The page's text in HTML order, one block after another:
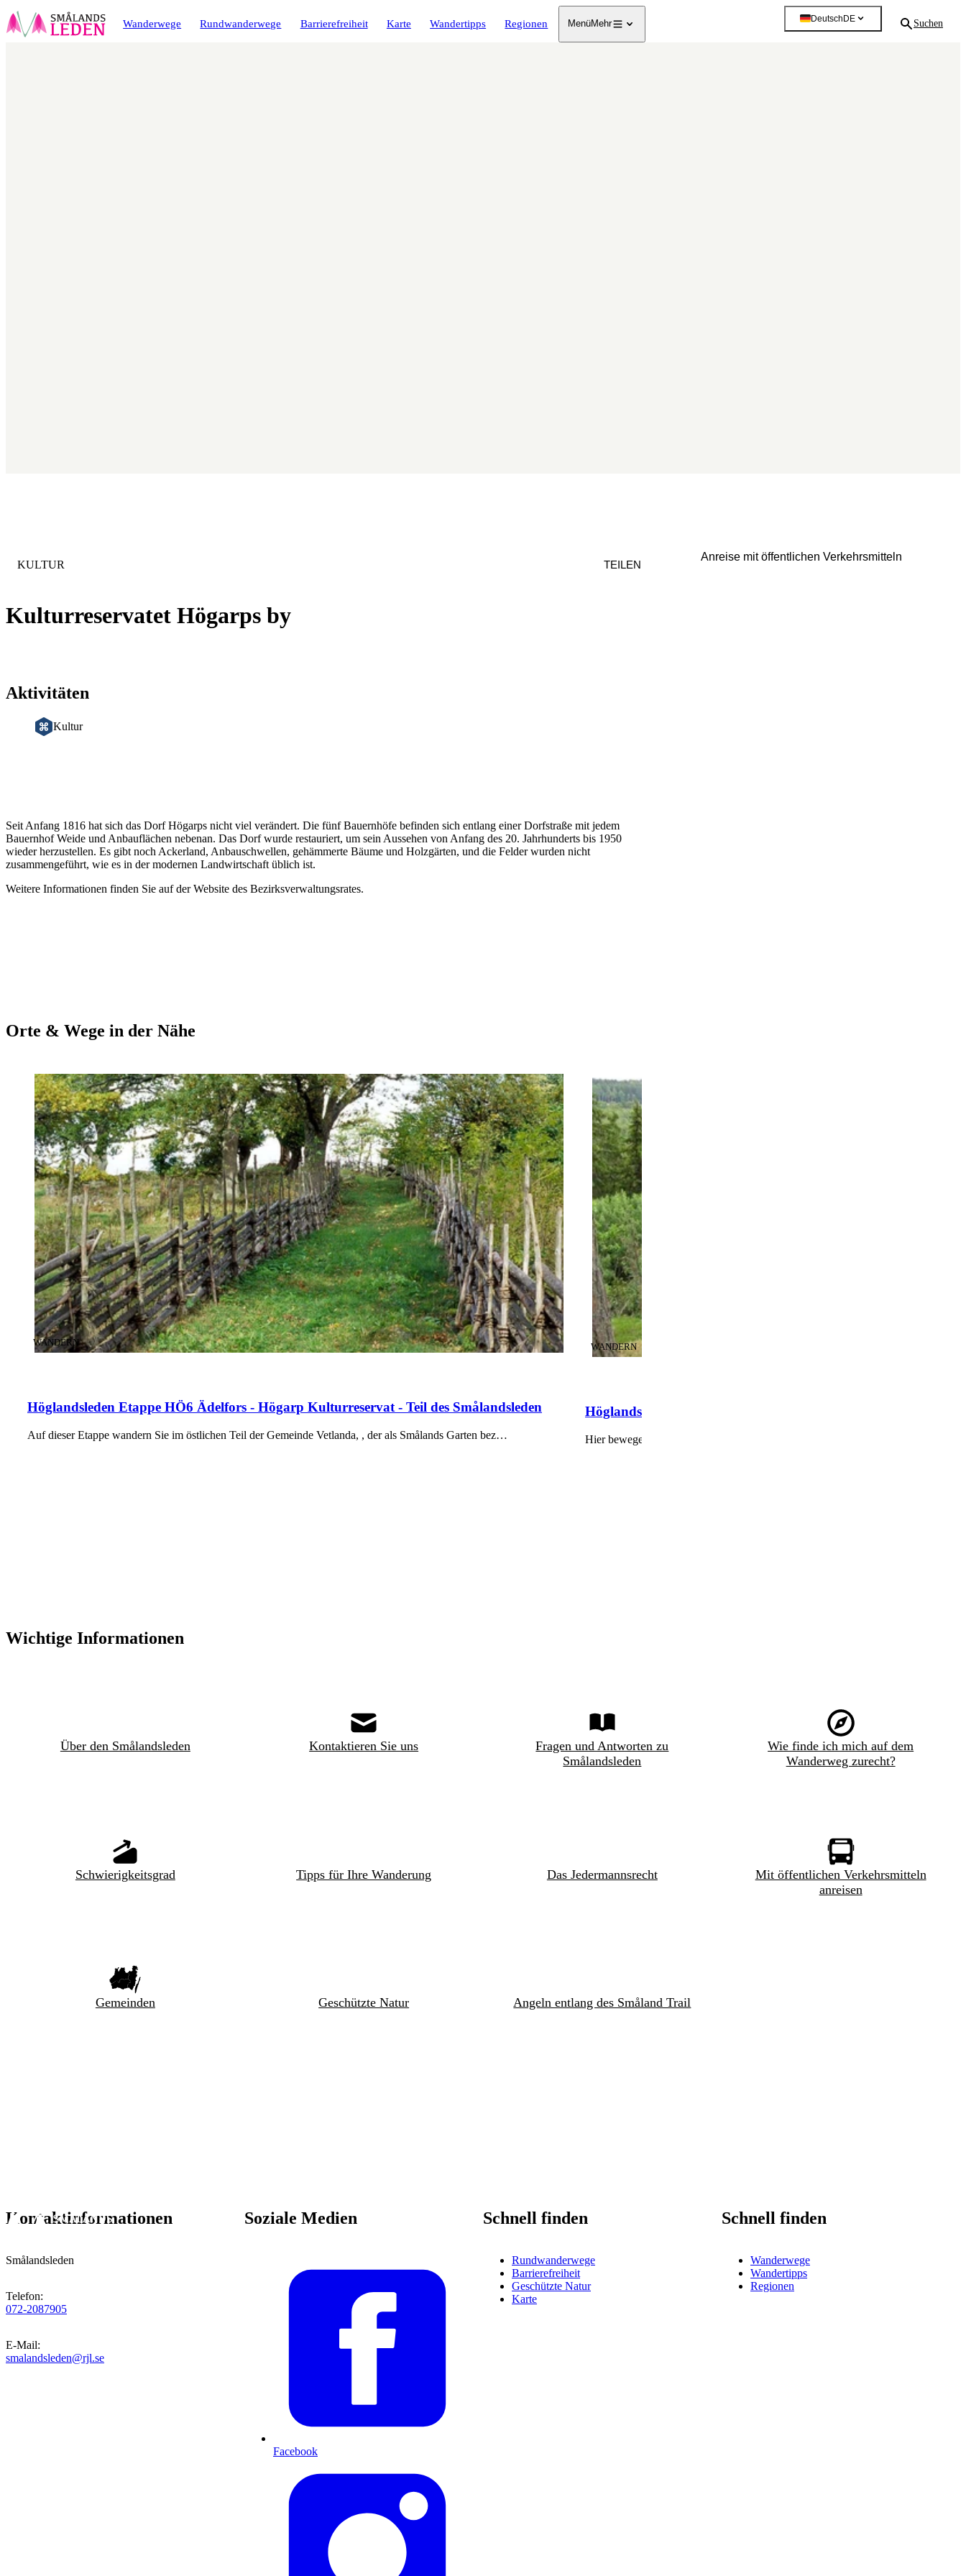
Wanderwege Rundwanderwege Barrierefreiheit Karte Wandertipps Regionen MenüMehr
Deutsch DE Suchen
Kulturreservatet Högarps by
KATEGORIE
KULTUR TEILEN
Aktivitäten
Kultur
Seit Anfang 1816 hat sich das Dorf Högarps nicht viel verändert. Die fünf Bauernhöfe befinden sich entlang einer Dorfstraße mit jedem
Bauernhof Weide und Anbauflächen nebenan. Das Dorf wurde restauriert, um sein Aussehen von Anfang des 20. Jahrhunderts bis 1950
wieder herzustellen. Es gibt noch Ackerland, Anbauschwellen, gehämmerte Bäume und Holzgärten, und die Felder wurden nicht
zusammengeführt, wie es in der modernen Landwirtschaft üblich ist.
Weitere Informationen finden Sie auf der Website des Bezirksverwaltungsrates.
Orte & Wege in der Nähe
Höglandsleden Etappe HÖ6 Ädelfors - Högarp Kulturreservat - Teil des Smålandsleden
KATEGORIE:
WANDERN
Auf dieser Etappe wandern Sie im östlichen Teil der Gemeinde Vetlanda, , der als Smålands Garten bez…
Höglandsleden Etappe HÖ7 Högarp Kulturreservat - Lemnhult
KATEGORIE
WANDERN
Hier bewegen Sie sich von der Welt der Feen und Kobolde des småländischen
Anreise mit öffentlichen Verkehrsmitteln
Wichtige Informationen
Über den Smålandsleden Kontaktieren Sie uns
Fragen und Antworten zu
Smålandsleden
Wie finde ich mich auf dem
Wanderweg zurecht?
Schwierigkeitsgrad Tipps für Ihre Wanderung Das Jedermannsrecht
Mit öffentlichen Verkehrsmitteln
anreisen
Gemeinden Geschützte Natur Angeln entlang des Småland Trail
Kontaktinformationen
Smålandsleden
Telefon:
072-2087905
E-Mail:
smalandsleden@rjl.se
Soziale Medien
Facebook
Schnell finden
Rundwanderwege
Barrierefreiheit
Geschützte Natur
Karte
Schnell finden
Wanderwege
Wandertipps
Regionen